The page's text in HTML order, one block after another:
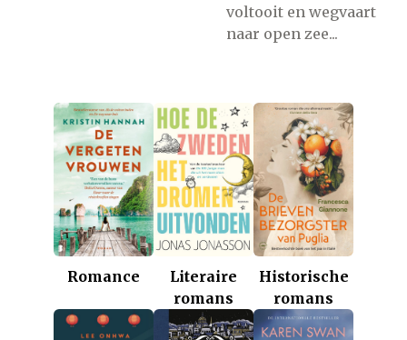
voltooit en wegvaart
naar open zee...
Romance
Literaire
romans
Historische
romans